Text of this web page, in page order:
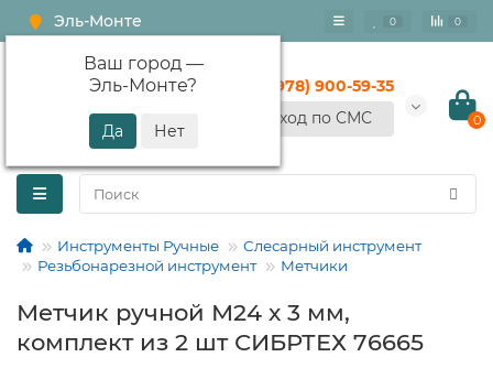
Эль-Монте
Ваш город —
Эль-Монте?
0 0
+7 (978) 900-59-35
Вход по СМС
0
Инструменты Ручные
Слесарный инструмент
Резьбонарезной инструмент
Метчики
Метчик ручной М24 х 3 мм,
комплект из 2 шт СИБРТЕХ 76665